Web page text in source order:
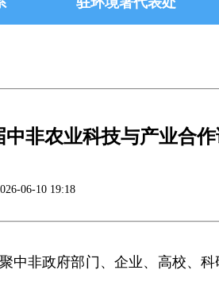
非农业科技与产业合
06-10 19:18
中非政府部门、企业、高校、